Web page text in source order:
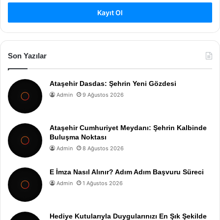
Kayıt Ol
Son Yazılar
Ataşehir Dasdas: Şehrin Yeni Gözdesi
Admin 9 Ağustos 2026
Ataşehir Cumhuriyet Meydanı: Şehrin Kalbinde
Buluşma Noktası
Admin 8 Ağustos 2026
E İmza Nasıl Alınır? Adım Adım Başvuru Süreci
Admin 1 Ağustos 2026
Hediye Kutularıyla Duygularınızı En Şık Şekilde